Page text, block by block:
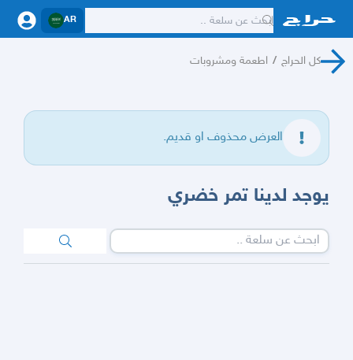
AR
كل الحراج / اطعمة ومشروبات
العرض محذوف او قديم.
يوجد لدينا تمر خضري